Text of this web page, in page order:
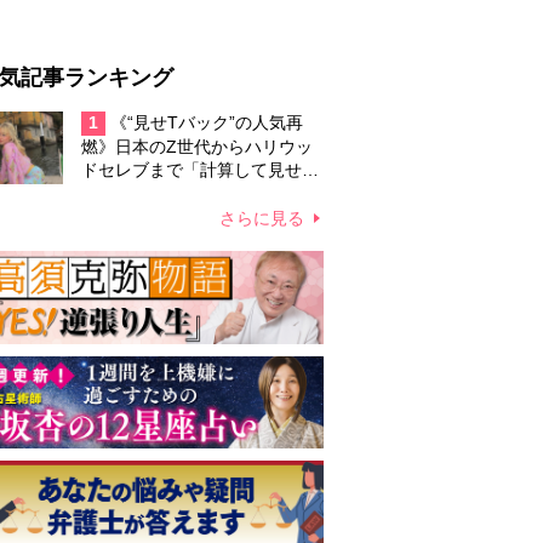
記事ランキング
1
《“見せTバック”の人気再
燃》日本のZ世代からハリウッ
ドセレブまで「計算して見せ
さらに見る